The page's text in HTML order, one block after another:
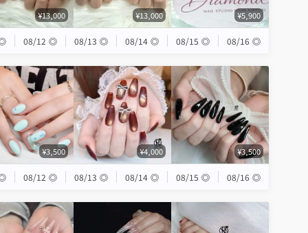
¥13,000 ¥13,000 ¥5,900
08/12 ◎ 08/13 ◎ 08/14 ◎ 08/15 ◎ 08/16 ◎
¥3,500 ¥4,000 ¥3,500
08/12 ◎ 08/13 ◎ 08/14 ◎ 08/15 ◎ 08/16 ◎